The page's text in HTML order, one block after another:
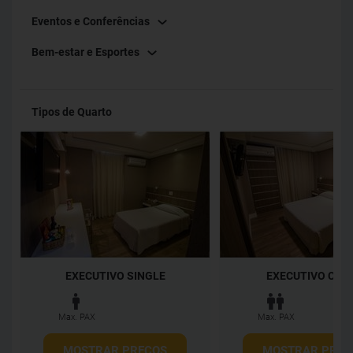
Eventos e Conferências
Bem-estar e Esportes
Tipos de Quarto
EXECUTIVO SINGLE
Max. PAX
EXECUTIVO
Max. PAX